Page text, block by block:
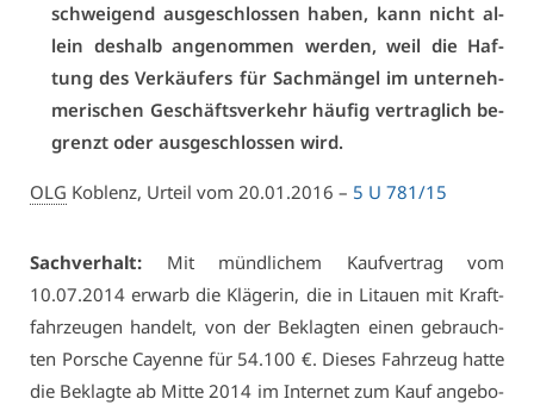
schwei­gend aus­ge­schlos­sen ha­ben, kann nicht al­
lein des­halb an­ge­nom­men wer­den, weil die Haf­
tung des Ver­käu­fers für Sach­män­gel im un­ter­neh­
me­ri­schen Ge­schäfts­ver­kehr häu­fig ver­trag­lich be­
grenzt oder aus­ge­schlos­sen wird.
OLG Ko­blenz, Ur­teil vom 20.01.2016 – 5 U 781/15
Sach­ver­halt: Mit münd­li­chem Kauf­ver­trag vom
10.07.2014 er­warb die Klä­ge­rin, die in Li­tau­en mit Kraft­
fahr­zeu­gen han­delt, von der Be­klag­ten ei­nen ge­brauch­
ten Por­sche Ca­yenne für 54.100 €. Die­ses Fahr­zeug hat­te
die Be­klag­te ab Mit­te 2014 im In­ter­net zum Kauf an­ge­bo­